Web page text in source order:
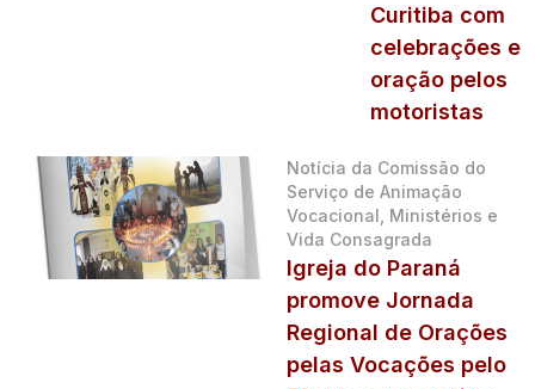
Curitiba com
celebrações e
oração pelos
motoristas
Notícia da Comissão do
Serviço de Animação
Vocacional, Ministérios e
Vida Consagrada
Igreja do Paraná
promove Jornada
Regional de Orações
pelas Vocações pelo